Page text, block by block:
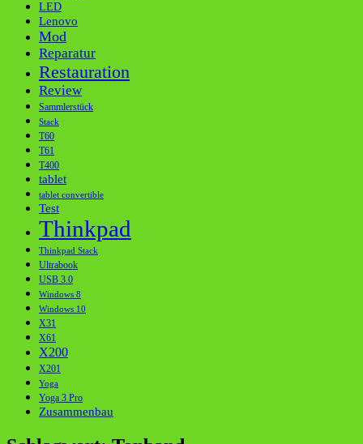
LED
Lenovo
Mod
Reparatur
Restauration
Review
Sammlerstück
Stack
T60
T61
T400
tablet
tablet convertible
Test
Thinkpad
Thinkpad Stack
Ultrabook
USB 3.0
Windows 8
Windows 10
X31
X61
X200
X201
Yoga
Yoga 3 Pro
Zusammenbau